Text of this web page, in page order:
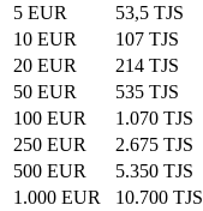
5 EUR
53,5 TJS
10 EUR
107 TJS
20 EUR
214 TJS
50 EUR
535 TJS
100 EUR
1.070 TJS
250 EUR
2.675 TJS
500 EUR
5.350 TJS
1.000 EUR
10.700 TJS